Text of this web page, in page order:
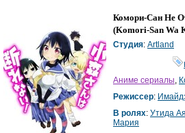
Комори-Сан Не
(Komori-San Wa
Студия: Artland
Аниме сериалы
Режиссер:
В ролях: Утида Ая
Мария